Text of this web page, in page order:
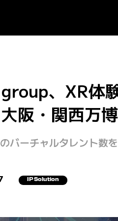
、XR体
阪・関西万
バーチャルタレント数
IP Solution